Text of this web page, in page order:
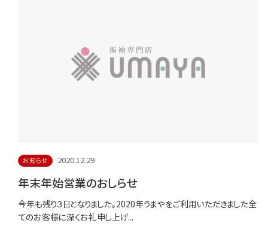
お知らせ 2020.12.29
年末年始営業のおしらせ
今年も残り３日となりました。2020年うまやをご利用いただきました全
てのお客様に深くお礼申し上げ...